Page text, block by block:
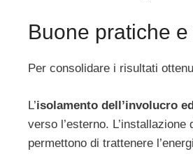
Buone pratiche
Per consolidare i risultati
L’isolamento dell’involucro
verso l’esterno. L’installazione
permettono di trattenere